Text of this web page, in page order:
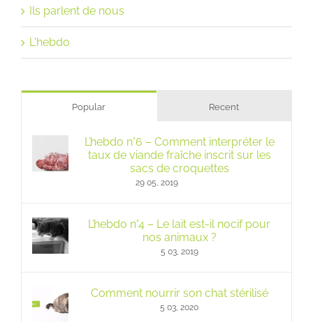
Ils parlent de nous
L'hebdo
Popular Recent
L’hebdo n°6 – Comment interpréter le
taux de viande fraîche inscrit sur les
sacs de croquettes
29 05, 2019
L’hebdo n°4 – Le lait est-il nocif pour
nos animaux ?
5 03, 2019
Comment nourrir son chat stérilisé
5 03, 2020